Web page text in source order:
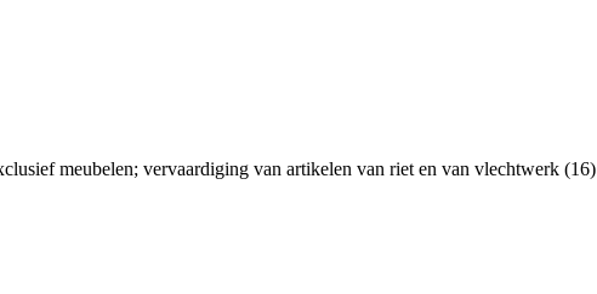
meubelen; vervaardiging van artikelen van riet en van vlechtwerk (16)